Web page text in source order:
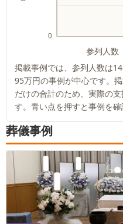
参列人数
0
掲載事例では、参列人数は
95万円の事例が中心です。
だけの合計のため、実際の
す。青い点を押すと事例を確
葬儀事例